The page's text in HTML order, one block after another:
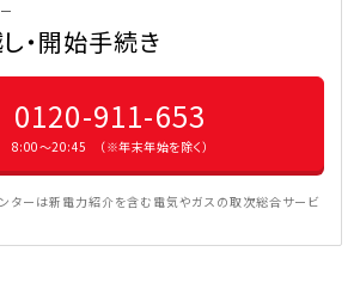
・開始手続き
0120-911-653
8:00〜20:45 （※年末年始を除く）
ターは新電力紹介を含む電気やガスの取次総合サービ